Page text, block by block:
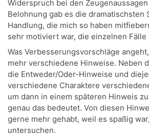
Widerspruch bei den
Belohnung gab es die dramatischsten
Handlung, die mich so haben
sehr motiviert war, die einzelnen Fälle
Was Verbesserungsvorschläge
mehr verschiedene Hinweise. Neben
die Entweder/Oder-Hinweise und
verschiedene Charaktere
um dann in einem späteren Hinweis
genau das bedeutet. Von diesen
gerne mehr gehabt, weil es spaßig
untersuchen.